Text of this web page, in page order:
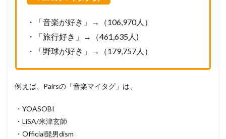
・「音楽が好き」→（106,970人）
・「旅行好き」→（461,635人)
・「野球が好き」→（179,757人）
例えば、Pairsの「音楽マイタグ」は、
・YOASOBI
・LiSA/米津玄師
・Official髭男dism